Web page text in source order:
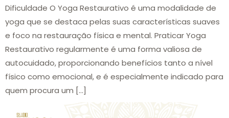
Dificuldade O Yoga Restaurativo é uma modalidade de
yoga que se destaca pelas suas características suaves
e foco na restauração física e mental. Praticar Yoga
Restaurativo regularmente é uma forma valiosa de
autocuidado, proporcionando benefícios tanto a nível
físico como emocional, e é especialmente indicado para
quem procura um […]